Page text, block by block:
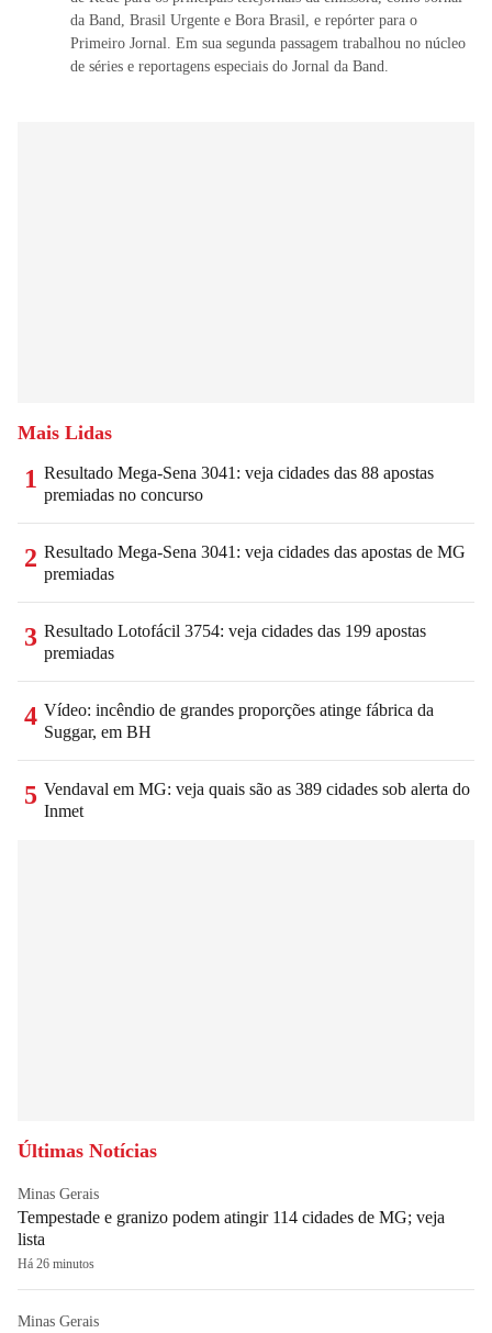
da Band, Brasil Urgente e Bora Brasil, e repórter para o
Primeiro Jornal. Em sua segunda passagem trabalhou no núcleo
de séries e reportagens especiais do Jornal da Band.
Mais Lidas
1 Resultado Mega-Sena 3041: veja cidades das 88 apostas
premiadas no concurso
2 Resultado Mega-Sena 3041: veja cidades das apostas de MG
premiadas
3 Resultado Lotofácil 3754: veja cidades das 199 apostas
premiadas
4 Vídeo: incêndio de grandes proporções atinge fábrica da
Suggar, em BH
5 Vendaval em MG: veja quais são as 389 cidades sob alerta do
Inmet
Últimas Notícias
Minas Gerais
Tempestade e granizo podem atingir 114 cidades de MG; veja
lista
Há 26 minutos
Minas Gerais